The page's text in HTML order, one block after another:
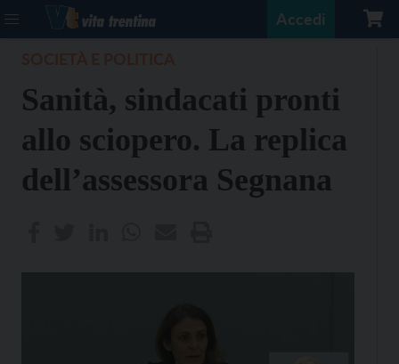
Accedi
Sanità, sindacati pronti
allo sciopero. La replica
dell’assessora Segnana